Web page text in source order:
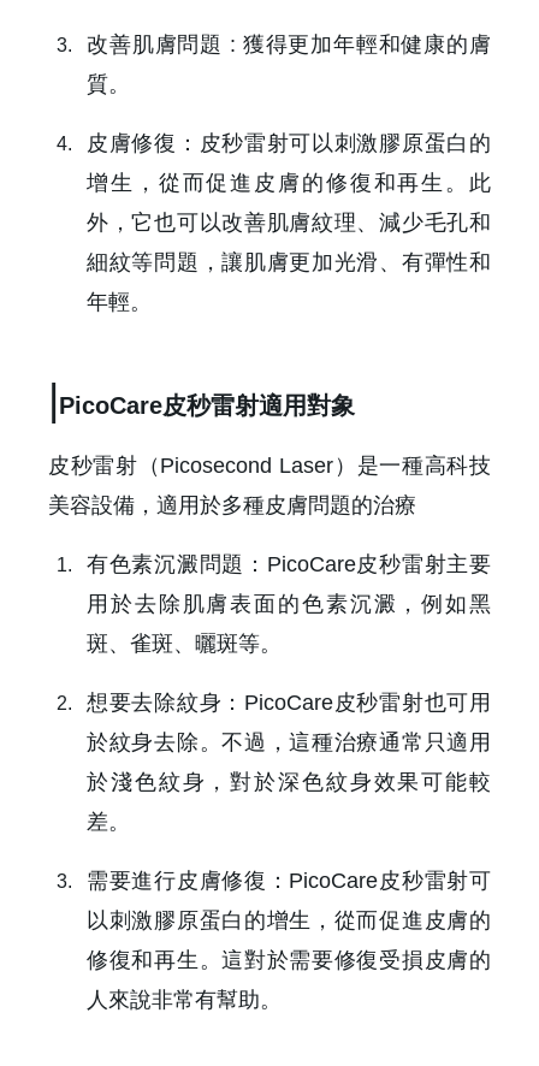
只要再完成幾個步驟，即可完成帳號的註冊程序，
改善肌膚問題 : 獲得更加年輕和健康的膚
質。
皮膚修復：皮秒雷射可以刺激膠原蛋白的
增生，從而促進皮膚的修復和再生。此
外，它也可以改善肌膚紋理、減少毛孔和
細紋等問題，讓肌膚更加光滑、有彈性和
年輕。
|PicoCare皮秒雷射適用對象
皮秒雷射（Picosecond Laser）是一種高科技
美容設備，適用於多種皮膚問題的治療
有色素沉澱問題：PicoCare皮秒雷射主要
用於去除肌膚表面的色素沉澱，例如黑
斑、雀斑、曬斑等。
想要去除紋身：PicoCare皮秒雷射也可用
於紋身去除。不過，這種治療通常只適用
於淺色紋身，對於深色紋身效果可能較
差。
需要進行皮膚修復：PicoCare皮秒雷射可
以刺激膠原蛋白的增生，從而促進皮膚的
修復和再生。這對於需要修復受損皮膚的
人來說非常有幫助。